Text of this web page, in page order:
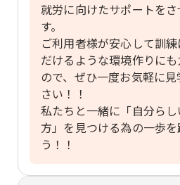
就労に向けたサポートを
す。
ご利用者様が安心して訓
だけるような環境作りに
ので、ぜひ一度お気軽に
さい！！
私たちと一緒に「自分ら
方」を見つける為の一歩
う！！